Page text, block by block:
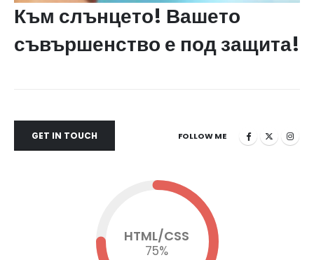
Към слънцето! Вашето
съвършенство е под защита!
GET IN TOUCH FOLLOW ME
HTML/CSS
75%